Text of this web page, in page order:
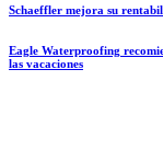
Schaeffler mejora su
Eagle Waterproofing
las vacaciones